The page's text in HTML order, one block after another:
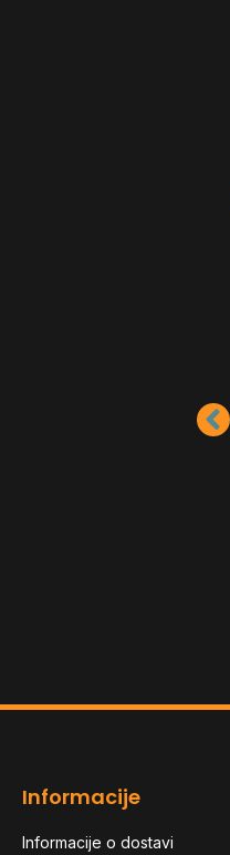
Informacije
Informacije o dostavi